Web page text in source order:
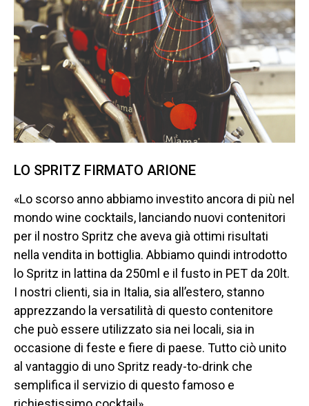
LO SPRITZ FIRMATO ARIONE
«Lo scorso anno abbiamo investito ancora di più nel
mondo wine cocktails, lanciando nuovi contenitori
per il nostro Spritz che aveva già ottimi risultati
nella vendita in bottiglia. Abbiamo quindi introdotto
lo Spritz in lattina da 250ml e il fusto in PET da 20lt.
I nostri clienti, sia in Italia, sia all’estero, stanno
apprezzando la versatilità di questo contenitore
che può essere utilizzato sia nei locali, sia in
occasione di feste e fiere di paese. Tutto ciò unito
al vantaggio di uno Spritz ready-to-drink che
semplifica il servizio di questo famoso e